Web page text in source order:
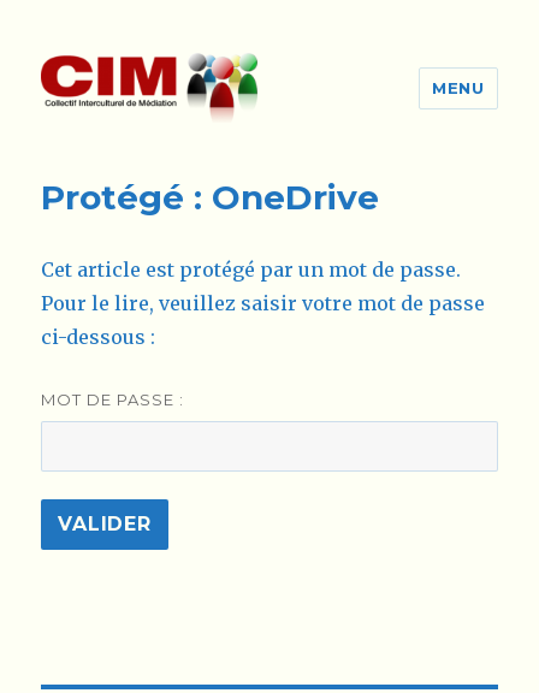
MENU
Protégé : OneDrive
Cet article est protégé par un mot de passe.
Pour le lire, veuillez saisir votre mot de passe
ci-dessous :
MOT DE PASSE :